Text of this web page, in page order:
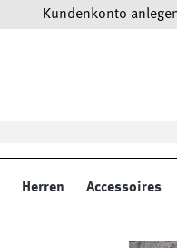
Kundenkonto
Herren Accessoires